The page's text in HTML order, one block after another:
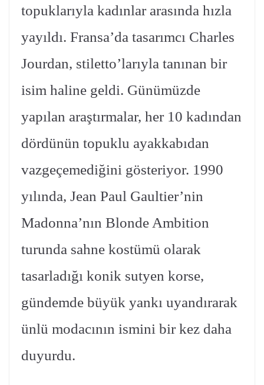
topuklarıyla kadınlar arasında hızla
yayıldı. Fransa’da tasarımcı Charles
Jourdan, stiletto’larıyla tanınan bir
isim haline geldi. Günümüzde
yapılan araştırmalar, her 10 kadından
dördünün topuklu ayakkabıdan
vazgeçemediğini gösteriyor. 1990
yılında, Jean Paul Gaultier’nin
Madonna’nın Blonde Ambition
turunda sahne kostümü olarak
tasarladığı konik sutyen korse,
gündemde büyük yankı uyandırarak
ünlü modacının ismini bir kez daha
duyurdu.